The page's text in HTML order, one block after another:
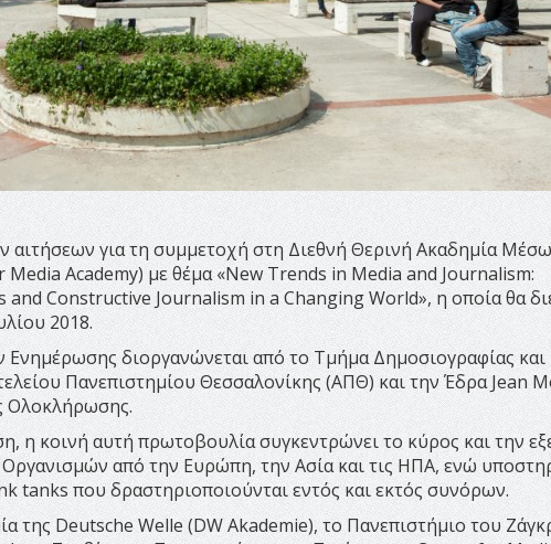
αιτήσεων για τη συμμετοχή στη Διεθνή Θερινή Ακαδημία
Academy) με θέμα «New Trends in Media and Journalism:
Constructive Journalism in a Changing World», η οποία θα
2018.
διοργανώνεται από το Τμήμα Δημοσιογραφίας
Πανεπιστημίου Θεσσαλονίκης (ΑΠΘ) και την Έδρα Jean
Ολοκλήρωσης.
η κοινή αυτή πρωτοβουλία συγκεντρώνει το κύρος και την
από την Ευρώπη, την Ασία και τις ΗΠΑ, ενώ
tanks που δραστηριοποιούνται εντός και εκτός συνόρων.
της Deutsche Welle (DW Akademie), το Πανεπιστήμιο του